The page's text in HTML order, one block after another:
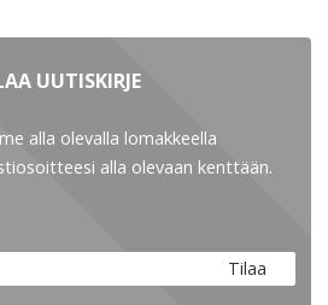
UUTISKIRJE
alla olevalla lomakkeella
alla olevaan kenttään.
Tilaa